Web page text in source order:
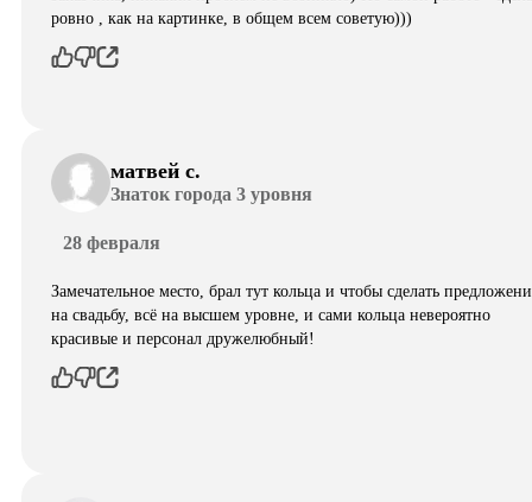
ровно , как на картинке, в общем всем советую)))
матвей с.
Знаток города 3 уровня
28 февраля
Замечательное место, брал тут кольца и чтобы сделать
на свадьбу, всё на высшем уровне, и сами кольца невероятно
красивые и персонал дружелюбный!